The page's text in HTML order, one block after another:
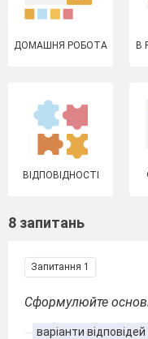
ДОМАШНЯ РОБОТА В
ВІДПОВІДНОСТІ
8 запитань
Запитання 1
Сформулюйте
варіанти відповідей